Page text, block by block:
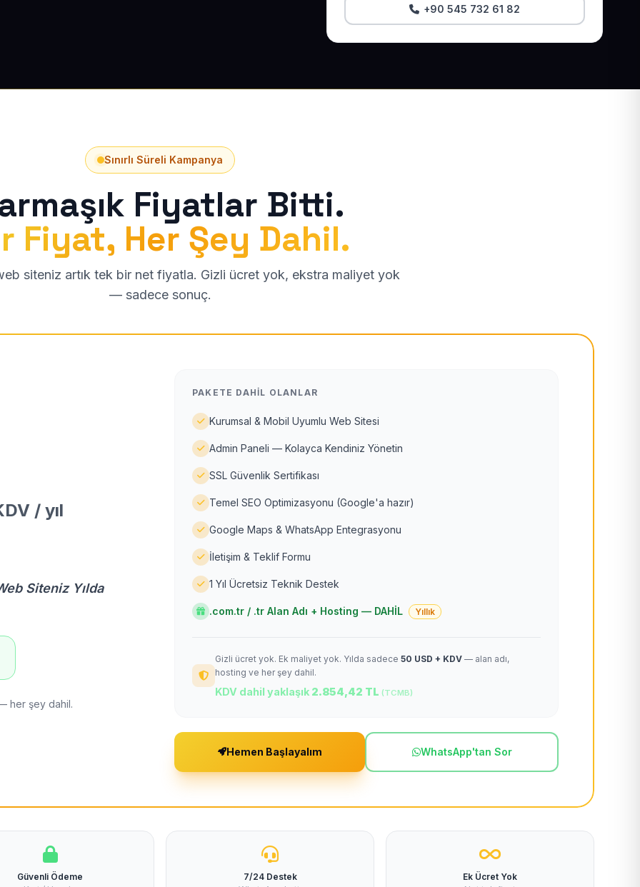
+90 545 732 61 82
Sınırlı Süreli Kampanya
Fiyatlar Bitti.
Fiyat, Her Şey Dahil.
siteniz artık tek bir net fiyatla. Gizli ücret yok, ekstra maliyet yok
— sadece sonuç.
/ yıl
Siteniz Yılda
her şey dahil.
PAKETE DAHIL OLANLAR
Kurumsal & Mobil Uyumlu Web Sitesi
Admin Paneli — Kolayca Kendiniz Yönetin
SSL Güvenlik Sertifikası
Temel SEO Optimizasyonu (Google'a hazır)
Google Maps & WhatsApp Entegrasyonu
İletişim & Teklif Formu
1 Yıl Ücretsiz Teknik Destek
.com.tr / .tr Alan Adı + Hosting — DAHİL Yıllık
Gizli ücret yok. Ek maliyet yok. Yılda sadece 50 USD + KDV — alan adı,
hosting ve her şey dahil.
KDV dahil yaklaşık 2.854,42 TL (TCMB)
Hemen Başlayalım WhatsApp'tan Sor
Güvenli Ödeme
7/24 Destek
Ek Ücret Yok